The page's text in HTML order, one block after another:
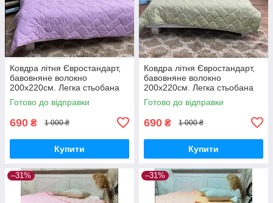
Ковдра літня Євростандарт,
бавовняне волокно
200х220см. Легка стьобана
ковдра ТМ ODA.
Готово до відправки
690 ₴ 1 000 ₴
Купити
Ковдра літня Євростандарт,
бавовняне волокно
200х220см. Легка стьобана
ковдра ТМ ODA.
Готово до відправки
690 ₴ 1 000 ₴
Купити
–31% –31%